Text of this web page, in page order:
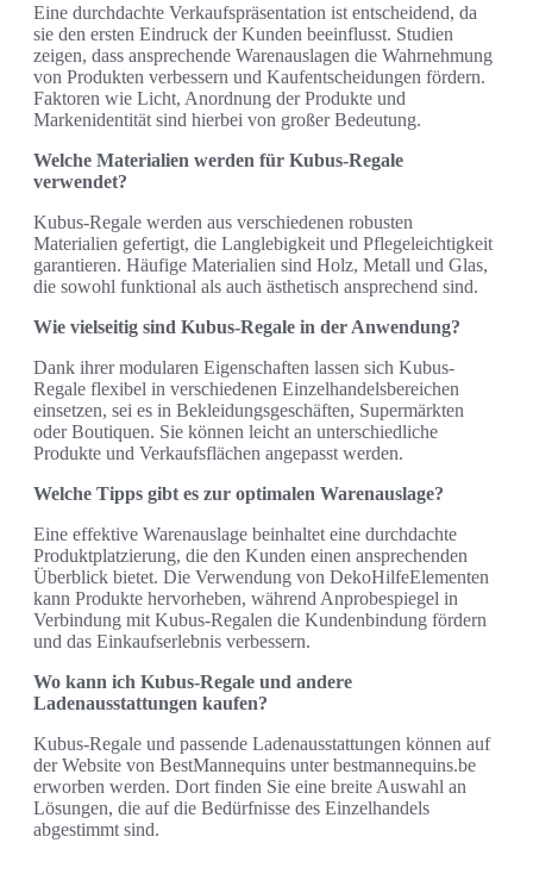
Eine durchdachte Verkaufspräsentation ist entscheidend, da
sie den ersten Eindruck der Kunden beeinflusst. Studien
zeigen, dass ansprechende Warenauslagen die Wahrnehmung
von Produkten verbessern und Kaufentscheidungen fördern.
Faktoren wie Licht, Anordnung der Produkte und
Markenidentität sind hierbei von großer Bedeutung.
Welche Materialien werden für Kubus-Regale
verwendet?
Kubus-Regale werden aus verschiedenen robusten
Materialien gefertigt, die Langlebigkeit und Pflegeleichtigkeit
garantieren. Häufige Materialien sind Holz, Metall und Glas,
die sowohl funktional als auch ästhetisch ansprechend sind.
Wie vielseitig sind Kubus-Regale in der Anwendung?
Dank ihrer modularen Eigenschaften lassen sich Kubus-
Regale flexibel in verschiedenen Einzelhandelsbereichen
einsetzen, sei es in Bekleidungsgeschäften, Supermärkten
oder Boutiquen. Sie können leicht an unterschiedliche
Produkte und Verkaufsflächen angepasst werden.
Welche Tipps gibt es zur optimalen Warenauslage?
Eine effektive Warenauslage beinhaltet eine durchdachte
Produktplatzierung, die den Kunden einen ansprechenden
Überblick bietet. Die Verwendung von DekoHilfeElementen
kann Produkte hervorheben, während Anprobespiegel in
Verbindung mit Kubus-Regalen die Kundenbindung fördern
und das Einkaufserlebnis verbessern.
Wo kann ich Kubus-Regale und andere
Ladenausstattungen kaufen?
Kubus-Regale und passende Ladenausstattungen können auf
der Website von BestMannequins unter bestmannequins.be
erworben werden. Dort finden Sie eine breite Auswahl an
Lösungen, die auf die Bedürfnisse des Einzelhandels
abgestimmt sind.